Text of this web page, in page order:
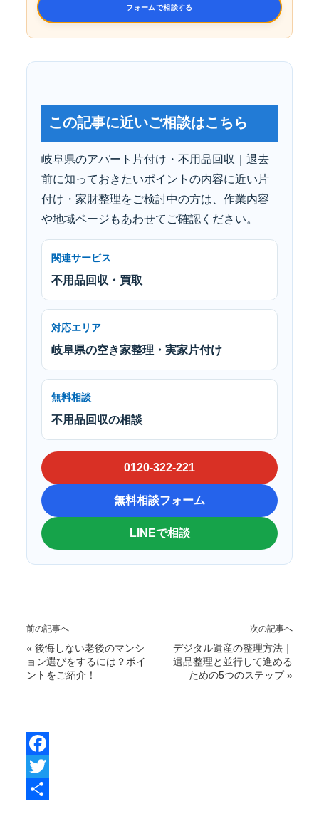
フォームで相談する
この記事に近いご相談はこちら
岐阜県のアパート片付け・不用品回収｜退去
前に知っておきたいポイントの内容に近い片
付け・家財整理をご検討中の方は、作業内容
や地域ページもあわせてご確認ください。
関連サービス
不用品回収・買取
対応エリア
岐阜県の空き家整理・実家片付け
無料相談
不用品回収の相談
0120-322-221
無料相談フォーム
LINEで相談
前の記事へ
« 後悔しない老後のマンシ
ョン選びをするには？ポイ
ントをご紹介！
次の記事へ
デジタル遺産の整理方法｜
遺品整理と並行して進める
ための5つのステップ»
F